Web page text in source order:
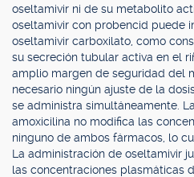
oseltamivir ni de su metabolito
oseltamivir con probencid puede
oseltamivir carboxilato, como
su secreción tubular activa en el
amplio margen de seguridad del
necesario ningún ajuste de la
se administra simultáneamente.
amoxicilina no modifica las
ninguno de ambos fármacos, lo
La administración de oseltamivir
las concentraciones plasmáticas